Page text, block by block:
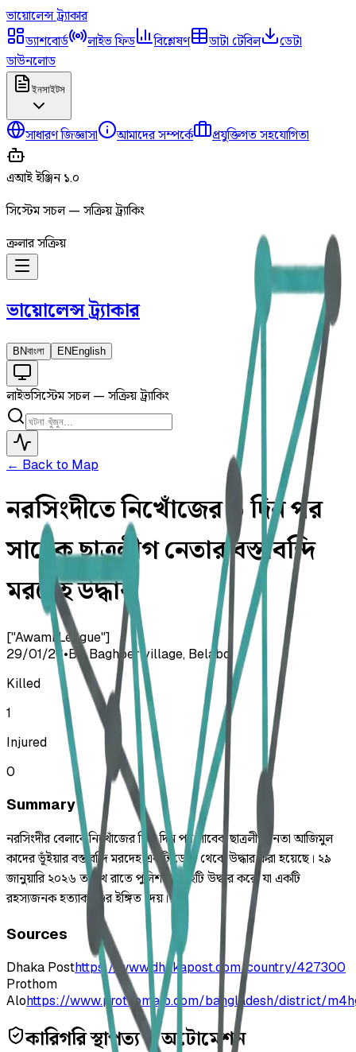
ভায়োলেন্সট্র্যাকার
ড্যাশবোর্ড
লাইভ ফিড বিশ্লেষণ ডাটা টেবিল
ডেটা
ডাউনলোড
ইনসাইটস
সাধারণ জিজ্ঞাসা আমাদের সম্পর্কে প্রযুক্তিগত সহযোগিতা
এআই ইঞ্জিন ১.০
সিস্টেম সচল — সক্রিয় ট্র্যাকিং
ক্রলার সক্রিয়
ভায়োলেন্সট্র্যাকার
BNবাংলা EN English
লাইভসিস্টেম সচল — সক্রিয় ট্র্যাকিং
← Back to Map
নরসিংদীতে নিখোঁজের ৩ দিন পর
সাবেক ছাত্রলীগ নেতার বস্তাবন্দি
মরদেহ উদ্ধার
["Awami League"]
29/01/26•Bir Baghber village, Belabo
Killed
1
Injured
0
Summary
নরসিংদীর বেলাবে নিখোঁজের তিন দিন পর সাবেক ছাত্রলীগ নেতা আজিমুল
কাদের ভূঁইয়ার বস্তাবন্দি মরদেহ একটি ডোবা থেকে উদ্ধার করা হয়েছে। ২৯
জানুয়ারি ২০২৬ তারিখ রাতে পুলিশ মরদেহটি উদ্ধার করে, যা একটি
রহস্যজনক হত্যাকাণ্ডের ইঙ্গিত দেয়।
Sources
Dhaka Posthttps://www.dhakapost.com/country/427300
Prothom
Alohttps://www.prothomalo.com/bangladesh/district/
কারিগরি স্থাপত্য ও অটোমেশন